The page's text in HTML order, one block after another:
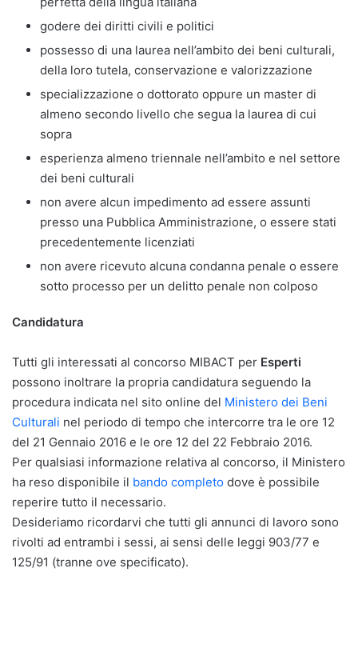
godere dei diritti civili e politici
possesso di una laurea nell’ambito dei beni culturali,
della loro tutela, conservazione e valorizzazione
specializzazione o dottorato oppure un master di
almeno secondo livello che segua la laurea di cui
sopra
esperienza almeno triennale nell’ambito e nel settore
dei beni culturali
non avere alcun impedimento ad essere assunti
presso una Pubblica Amministrazione, o essere stati
precedentemente licenziati
non avere ricevuto alcuna condanna penale o essere
sotto processo per un delitto penale non colposo
Candidatura
Tutti gli interessati al concorso MIBACT per Esperti
possono inoltrare la propria candidatura seguendo la
procedura indicata nel sito online del Ministero dei Beni
Culturali nel periodo di tempo che intercorre tra le ore 12
del 21 Gennaio 2016 e le ore 12 del 22 Febbraio 2016.
Per qualsiasi informazione relativa al concorso, il Ministero
ha reso disponibile il bando completo dove è possibile
reperire tutto il necessario.
Desideriamo ricordarvi che tutti gli annunci di lavoro sono
rivolti ad entrambi i sessi, ai sensi delle leggi 903/77 e
125/91 (tranne ove specificato).